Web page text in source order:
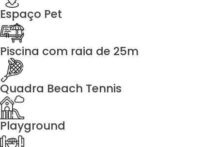
Espaço Pet
Piscina com raia de 25m
Quadra Beach Tennis
Playground